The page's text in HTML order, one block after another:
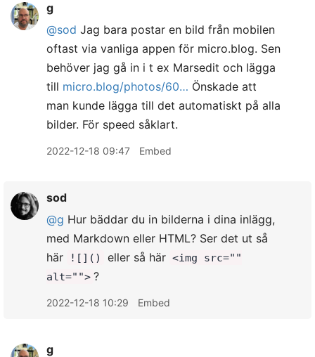
g
@sod Jag bara postar en bild från mobilen
oftast via vanliga appen för micro.blog. Sen
behöver jag gå in i t ex Marsedit och lägga
till micro.blog/photos/60… Önskade att
man kunde lägga till det automatiskt på alla
bilder. För speed såklart.
2022-12-18 09:47 Embed
sod
@g Hur bäddar du in bilderna i dina inlägg,
med Markdown eller HTML? Ser det ut så
här
![]() eller så här <img src=""
alt=""> ?
2022-12-18 10:29 Embed
g